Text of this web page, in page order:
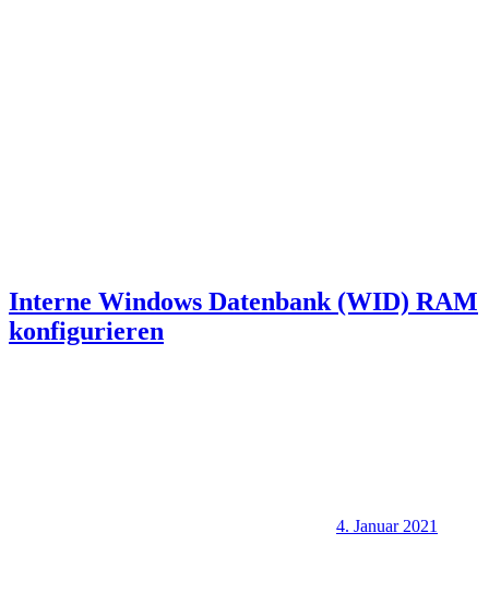
Interne Windows Datenbank (WID) RAM
konfigurieren
4. Januar 2021